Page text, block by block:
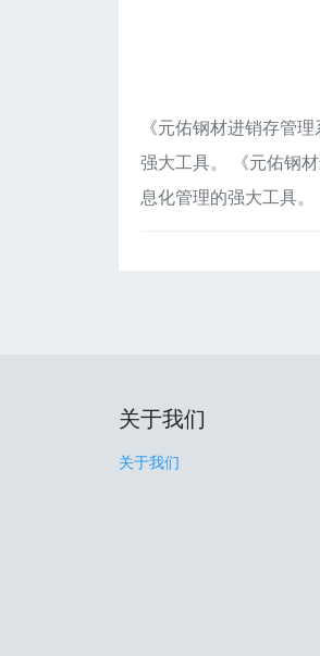
《元佑钢材进销存管
强大工具。 《元佑钢
息化管理的强大工具。
关于我们
关于我们